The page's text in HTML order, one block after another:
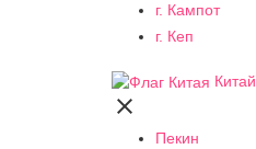
г. Кампот
г. Кеп
Китай

Пекин